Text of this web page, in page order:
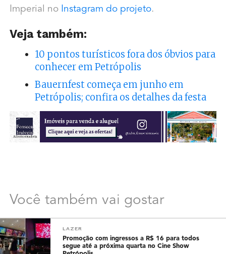
Imperial no Instagram do projeto.
Veja também:
10 pontos turísticos fora dos óbvios para
conhecer em Petrópolis
Bauernfest começa em junho em
Petrópolis; confira os detalhes da festa
Você também vai gostar
LAZER
Promoção com ingressos a R$ 16 para todos
segue até a próxima quarta no Cine Show